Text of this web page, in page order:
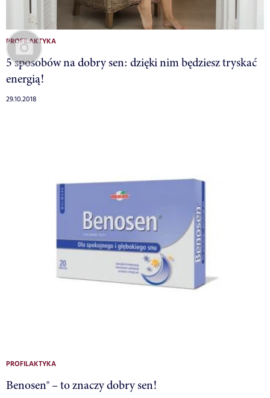
PROFILAKTYKA
5 sposobów na dobry sen: dzięki nim będziesz tryskać
energią!
29.10.2018
PROFILAKTYKA
Benosen® – to znaczy dobry sen!